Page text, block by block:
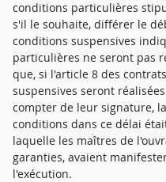
conditions particulières
s'il le souhaite, différer le
conditions suspensives
particulières ne seront pas
que, si l'article 8 des
suspensives seront
compter de leur signature,
conditions dans ce délai
laquelle les maîtres de
garanties, avaient
l'exécution.